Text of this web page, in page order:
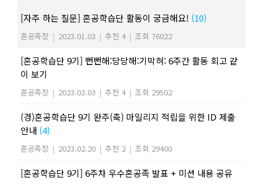
[자주 하는 질문] 혼공학습단 활동이 궁금해요! (10)
혼공족장 | 2023.01.03 | 추천 4 | 조회 76022
[혼공학습단 9기] 뻔뻔해:당당해:기막혀: 6주간 활동 회고 같
이 보기
혼공족장 | 2023.03.03 | 추천 4 | 조회 29502
(경)혼공학습단 9기 완주(축) 마일리지 적립을 위한 ID 제출
안내 (4)
혼공족장 | 2023.02.20 | 추천 2 | 조회 29400
[혼공학습단 9기] 6주차 우수혼공족 발표 + 미션 내용 공유